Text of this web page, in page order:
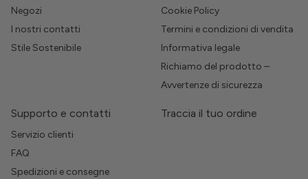
Negozi
I nostri contatti
Stile Sostenibile
Cookie Policy
Termini e condizioni di vendita
Informativa legale
Richiamo del prodotto –
Avvertenze di sicurezza
Supporto e contatti
Servizio clienti
FAQ
Spedizioni e consegne
Traccia il tuo ordine